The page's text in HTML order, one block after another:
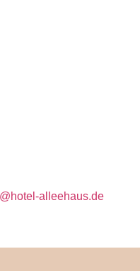
alleehaus.de